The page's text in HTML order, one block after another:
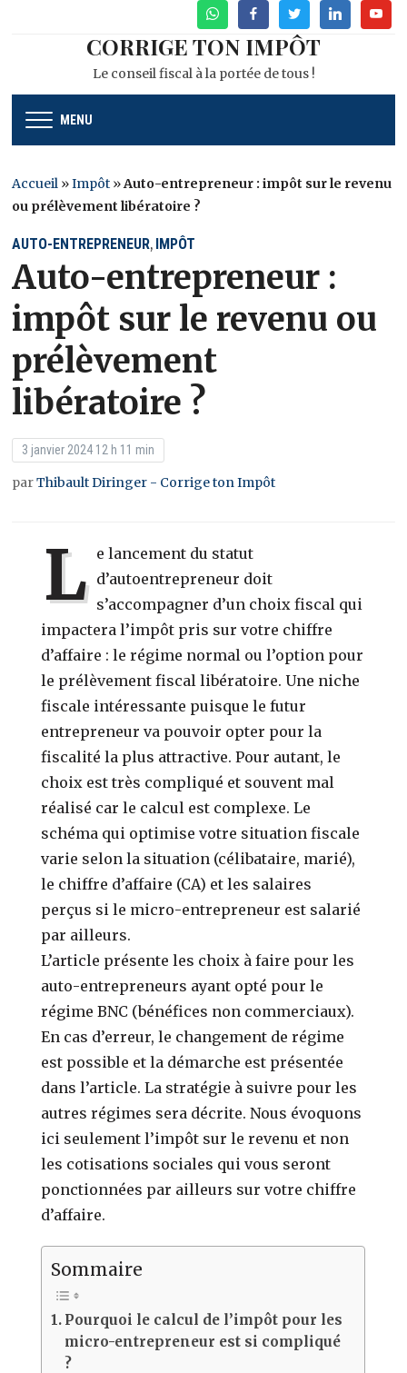
WhatsAppFacebookTwitterLinkedin
CORRIGE TON IMPÔT
Le conseil fiscal à la portée de tous !
MENU
Accueil »Impôt »Auto-entrepreneur : impôt sur le revenu
ou prélèvement libératoire ?
AUTO-ENTREPRENEUR, IMPÔT
Auto-entrepreneur :
impôt sur le revenu ou
prélèvement
libératoire ?
3 janvier 2024 12 h 11 min
parThibault Diringer - Corrige ton Impôt
L e lancement du statut
d’autoentrepreneur doit
s’accompagner d’un choix fiscal qui
impactera l’impôt pris sur votre chiffre
d’affaire : le régime normal ou l’option pour
le prélèvement fiscal libératoire. Une niche
fiscale intéressante puisque le futur
entrepreneur va pouvoir opter pour la
fiscalité la plus attractive. Pour autant, le
choix est très compliqué et souvent mal
réalisé car le calcul est complexe. Le
schéma qui optimise votre situation fiscale
varie selon la situation (célibataire, marié),
le chiffre d’affaire (CA) et les salaires
perçus si le micro-entrepreneur est salarié
par ailleurs.
L’article présente les choix à faire pour les
auto-entrepreneurs ayant opté pour le
régime BNC (bénéfices non commerciaux).
En cas d’erreur, le changement de régime
est possible et la démarche est présentée
dans l’article. La stratégie à suivre pour les
autres régimes sera décrite. Nous évoquons
ici seulement l’impôt sur le revenu et non
les cotisations sociales qui vous seront
ponctionnées par ailleurs sur votre chiffre
d’affaire.
Sommaire
Pourquoi le calcul de l’impôt pour les
micro-entrepreneur est si compliqué
?